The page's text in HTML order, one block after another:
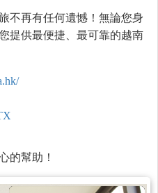
不再有任何遺憾！無論您身
提供最便捷、最可靠的越南
的幫助！